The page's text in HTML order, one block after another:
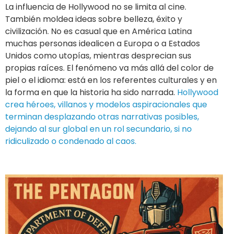
La influencia de Hollywood no se limita al cine.
También moldea ideas sobre belleza, éxito y
civilización. No es casual que en América Latina
muchas personas idealicen a Europa o a Estados
Unidos como utopías, mientras desprecian sus
propias raíces. El fenómeno va más allá del color de
piel o el idioma: está en los referentes culturales y en
la forma en que la historia ha sido narrada. Hollywood
crea héroes, villanos y modelos aspiracionales que
terminan desplazando otras narrativas posibles,
dejando al sur global en un rol secundario, si no
ridiculizado o condenado al caos.